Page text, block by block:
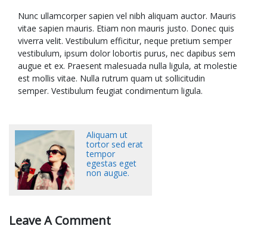
Nunc ullamcorper sapien vel nibh aliquam auctor. Mauris
vitae sapien mauris. Etiam non mauris justo. Donec quis
viverra velit. Vestibulum efficitur, neque pretium semper
vestibulum, ipsum dolor lobortis purus, nec dapibus sem
augue et ex. Praesent malesuada nulla ligula, at molestie
est mollis vitae. Nulla rutrum quam ut sollicitudin
semper. Vestibulum feugiat condimentum ligula.
Aliquam ut
tortor sed erat
tempor
egestas eget
non augue.
Leave A Comment